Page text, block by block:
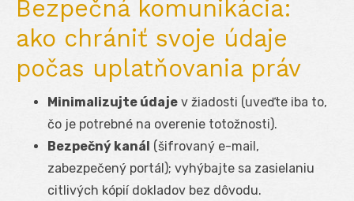
Bezpečná komunikácia:
ako chrániť svoje údaje
počas uplatňovania práv
Minimalizujte údaje v žiadosti (uveďte iba to,
čo je potrebné na overenie totožnosti).
Bezpečný kanál (šifrovaný e-mail,
zabezpečený portál); vyhýbajte sa zasielaniu
citlivých kópií dokladov bez dôvodu.